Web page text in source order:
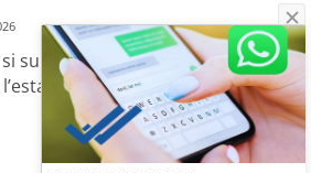
surriscalda, in casa o in ufficio,
o dopo…